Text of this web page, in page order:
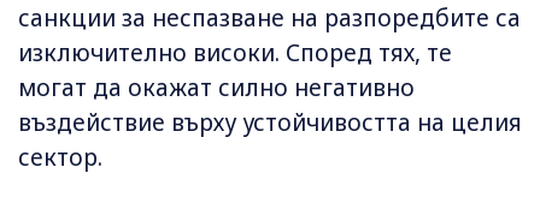
санкции за неспазване на разпоредбите са
изключително високи. Според тях, те
могат да окажат силно негативно
въздействие върху устойчивостта на целия
сектор.